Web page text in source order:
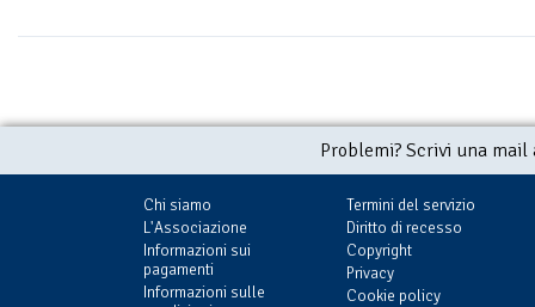
Problemi? Scrivi una
Chi siamo
L'Associazione
Informazioni sui
pagamenti
Informazioni sulle
Termini del servizio
Diritto di recesso
Copyright
Privacy
Cookie policy